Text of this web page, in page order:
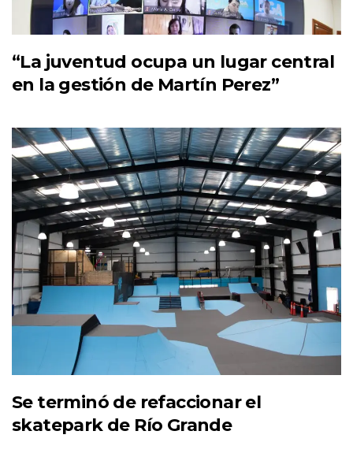
“La juventud ocupa un lugar central
en la gestión de Martín Perez”
Se terminó de refaccionar el
skatepark de Río Grande